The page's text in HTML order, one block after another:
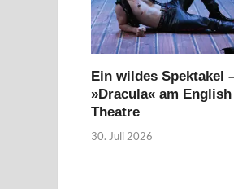
Ein wildes Spektakel
»Dracula« am English
Theatre
30. Juli 2026